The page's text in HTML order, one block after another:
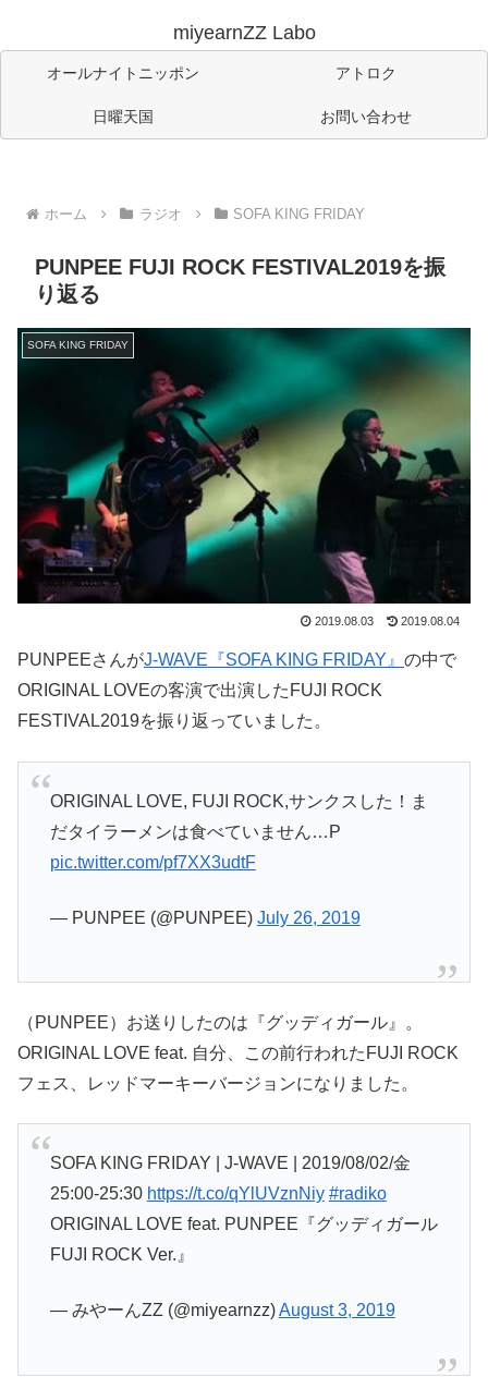
miyearnZZ Labo
オールナイトニッポン アトロク
日曜天国 お問い合わせ
ホーム ラジオ SOFA KING FRIDAY
PUNPEE FUJI ROCK FESTIVAL2019を振
り返る
SOFA KING FRIDAY
2019.08.03 2019.08.04
PUNPEEさんがJ-WAVE『SOFA KING FRIDAY』 の中で
ORIGINAL LOVEの客演で出演したFUJI ROCK
FESTIVAL2019を振り返っていました。
ORIGINAL LOVE, FUJI ROCK,サンクスした！ま
だタイラーメンは食べていません…P
pic.twitter.com/pf7XX3udtF
— PUNPEE (@PUNPEE) July 26, 2019
（PUNPEE）お送りしたのは『グッディガール』。
ORIGINAL LOVE feat. 自分、この前行われたFUJI ROCK
フェス、レッドマーキーバージョンになりました。
SOFA KING FRIDAY | J-WAVE | 2019/08/02/金
25:00-25:30 https://t.co/qYlUVznNiy #radiko
ORIGINAL LOVE feat. PUNPEE『グッディガール
FUJI ROCK Ver.』
— みやーんZZ (@miyearnzz)August 3, 2019